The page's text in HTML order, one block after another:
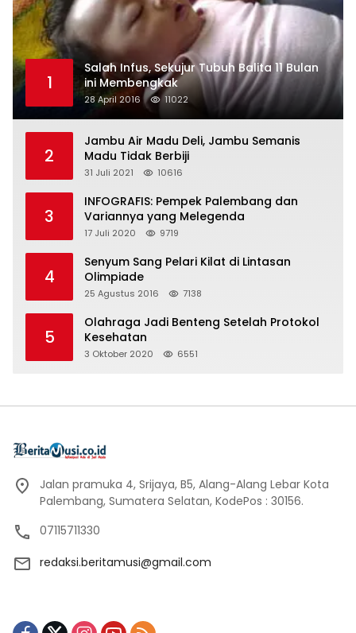
1
Salah Infus, Sekujur Tubuh Balita 11 Bulan
ini Membengkak
28 April 2016 11022
2
Jambu Air Madu Deli, Jambu Semanis
Madu Tidak Berbiji
31 Juli 2021 10616
3
INFOGRAFIS: Pempek Palembang dan
Variannya yang Melegenda
17 Juli 2020 9719
4
Senyum Sang Pelari Kilat di Lintasan
Olimpiade
25 Agustus 2016 7138
5
Olahraga Jadi Benteng Setelah Protokol
Kesehatan
3 Oktober 2020 6551
Jalan pramuka 4, Srijaya, B5, Alang-Alang Lebar Kota
Palembang, Sumatera Selatan, KodePos : 30156.
07115711330
redaksi.beritamusi@gmail.com